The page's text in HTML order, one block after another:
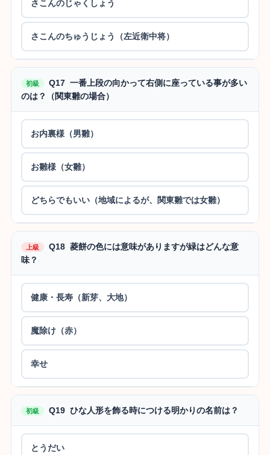
さこんのじゃくしょう
さこんのちゅうじょう（左近衛中将）
初級
Q17 一番上段の向かって右側に座っている事が多い
のは？（関東雛の場合）
お内裏様（男雛）
お雛様（女雛）
どちらでもいい（地域によるが、関東雛では女雛）
上級
Q18 菱餅の色には意味がありますが緑はどんな意
味？
健康・長寿（新芽、大地）
魔除け（赤）
幸せ
初級 Q19 ひな人形を飾る時につける明かりの名前は？
とうだい